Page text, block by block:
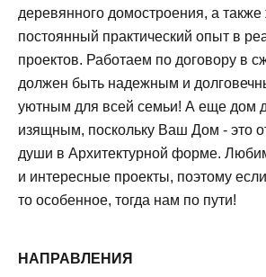
деревянного домостроения, а также
постоянный практический опыт в
проектов. Работаем по договору в
должен быть надежным и
уютным для всей семьи! А еще дом
изящным, поскольку Ваш Дом - это
души в Архитектурной форме.
и интересные проекты, поэтому
то особенное, тогда нам по пути!
НАПРАВЛЕНИЯ